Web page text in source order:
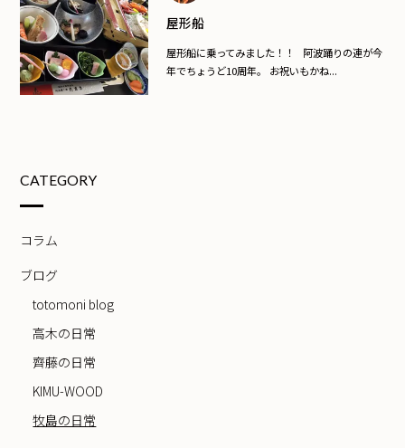
屋形船
屋形船に乗ってみました！！ 阿波踊りの連が今
年でちょうど10周年。 お祝いもかね...
CATEGORY
コラム
ブログ
totomoni blog
高木の日常
齊藤の日常
KIMU-WOOD
牧島の日常